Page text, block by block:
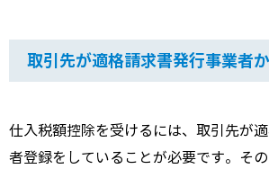
取引先が適格請求書発行事業者
仕入税額控除を受けるには、取引先が
者登録をしていることが必要です。
そ